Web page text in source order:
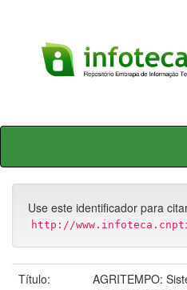
Skip
Use este identificador para
http://
Título:
AGRITEMPO: